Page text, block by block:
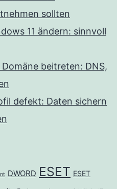
sollten
11 ändern: sinnvoll
beitreten: DNS,
defekt: Daten sichern
DWORD ESET ESET